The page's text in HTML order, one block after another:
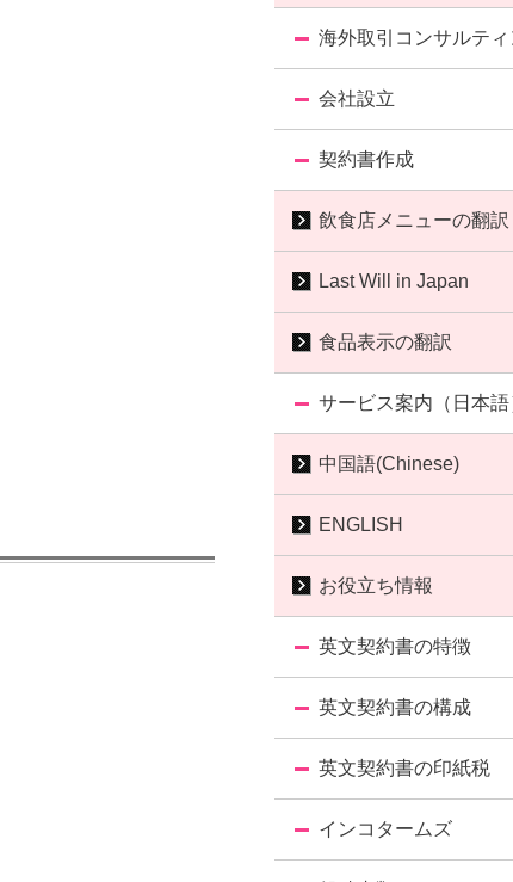
海外取引コンサルテ
会社設立
契約書作成
飲食店メニューの翻訳
Last Will in Japan
食品表示の翻訳
サービス案内（日本語
中国語(Chinese)
ENGLISH
お役立ち情報
英文契約書の特徴
英文契約書の構成
英文契約書の印紙税
インコタームズ